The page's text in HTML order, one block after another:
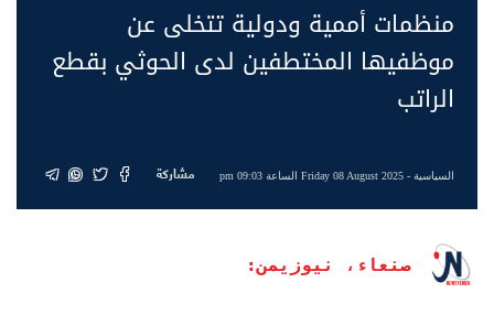
منظمات أممية ودولية تتخلى عن
موظفيها المختطفين لدى الحوثي بقطع
الراتب
السياسية- Friday 08 August 2025 الساعة 09:03 pm مشاركة
صنعاء، نيوزيمن: